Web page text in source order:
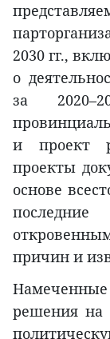
2030 гг.,
о
за
и проект
проекты
основе
причин и
решения на